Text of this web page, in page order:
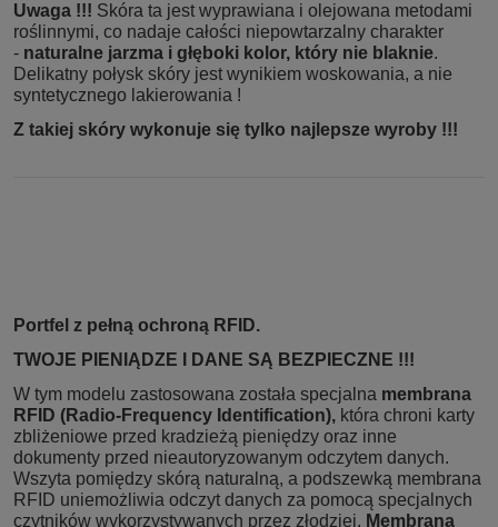
Uwaga !!! Skóra ta jest wyprawiana i olejowana metodami
roślinnymi, co nadaje całości niepowtarzalny charakter
- naturalne jarzma i głęboki kolor, który nie blaknie.
Delikatny połysk skóry jest wynikiem woskowania, a nie
syntetycznego lakierowania !
Z takiej skóry wykonuje się tylko najlepsze wyroby !!!
Portfel z pełną ochroną RFID.
TWOJE PIENIĄDZE I DANE SĄ BEZPIECZNE !!!
W tym modelu zastosowana została specjalna membrana
RFID (Radio-Frequency Identification), która chroni karty
zbliżeniowe przed kradzieżą pieniędzy oraz inne
dokumenty przed nieautoryzowanym odczytem danych.
Wszyta pomiędzy skórą naturalną, a podszewką membrana
RFID uniemożliwia odczyt danych za pomocą specjalnych
czytników wykorzystywanych przez złodziei. Membrana